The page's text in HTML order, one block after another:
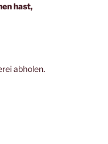
hast,
abholen.